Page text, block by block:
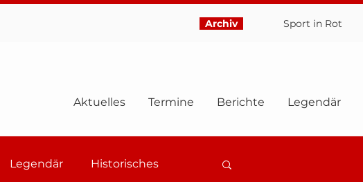
Archiv Sport in Rot
Aktuelles Termine Berichte Legendär
Legendär Historisches